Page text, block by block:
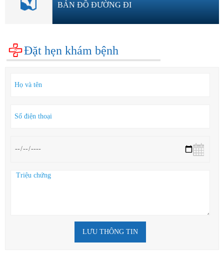
BẢN ĐỒ ĐƯỜNG ĐI
Đặt hẹn khám bệnh
LƯU THÔNG TIN